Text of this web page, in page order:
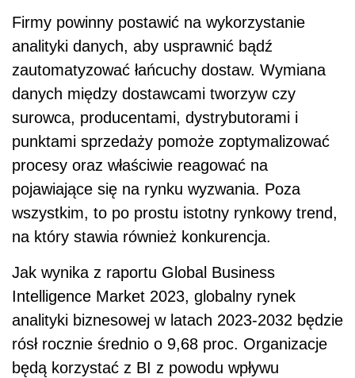
Firmy powinny postawić na wykorzystanie
analityki danych, aby usprawnić bądź
zautomatyzować łańcuchy dostaw. Wymiana
danych między dostawcami tworzyw czy
surowca, producentami, dystrybutorami i
punktami sprzedaży pomoże zoptymalizować
procesy oraz właściwie reagować na
pojawiające się na rynku wyzwania. Poza
wszystkim, to po prostu istotny rynkowy trend,
na który stawia również konkurencja.
Jak wynika z raportu Global Business
Intelligence Market 2023, globalny rynek
analityki biznesowej w latach 2023-2032 będzie
rósł rocznie średnio o 9,68 proc. Organizacje
będą korzystać z BI z powodu wpływu